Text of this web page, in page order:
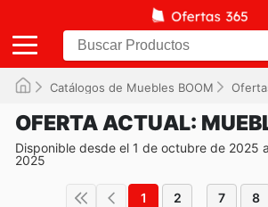
Catálogos de Muebles BOOM
OFERTA ACTUAL:
Disponible desde el 1 de octubre de 2025
2025
1 2 7 8